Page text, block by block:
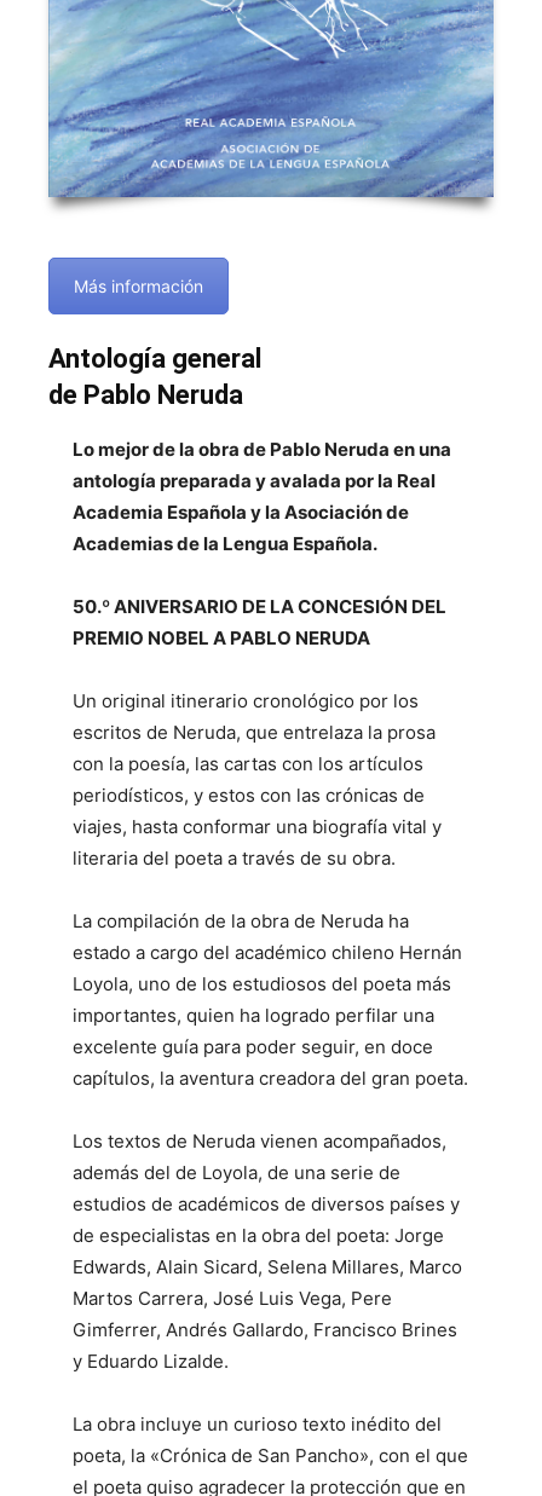
Más información
Antología general
de Pablo Neruda
Lo mejor de la obra de Pablo Neruda en una
antología preparada y avalada por la Real
Academia Española y la Asociación de
Academias de la Lengua Española.
50.º ANIVERSARIO DE LA CONCESIÓN DEL
PREMIO NOBEL A PABLO NERUDA
Un original itinerario cronológico por los
escritos de Neruda, que entrelaza la prosa
con la poesía, las cartas con los artículos
periodísticos, y estos con las crónicas de
viajes, hasta conformar una biografía vital y
literaria del poeta a través de su obra.
La compilación de la obra de Neruda ha
estado a cargo del académico chileno Hernán
Loyola, uno de los estudiosos del poeta más
importantes, quien ha logrado perfilar una
excelente guía para poder seguir, en doce
capítulos, la aventura creadora del gran poeta.
Los textos de Neruda vienen acompañados,
además del de Loyola, de una serie de
estudios de académicos de diversos países y
de especialistas en la obra del poeta: Jorge
Edwards, Alain Sicard, Selena Millares, Marco
Martos Carrera, José Luis Vega, Pere
Gimferrer, Andrés Gallardo, Francisco Brines
y Eduardo Lizalde.
La obra incluye un curioso texto inédito del
poeta, la «Crónica de San Pancho», con el que
el poeta quiso agradecer la protección que en